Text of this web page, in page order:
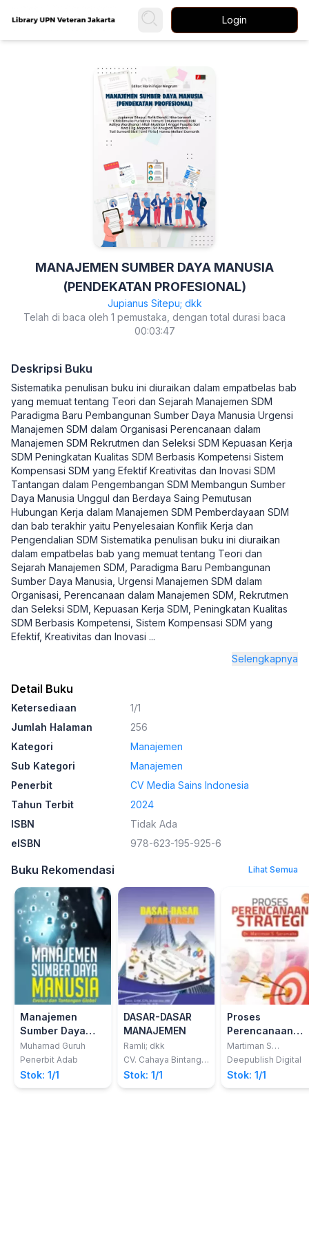
Login
MANAJEMEN SUMBER DAYA MANUSIA
(PENDEKATAN PROFESIONAL)
Jupianus Sitepu; dkk
Telah di baca oleh 1 pemustaka, dengan total durasi baca
00:03:47
Deskripsi Buku
Sistematika penulisan buku ini diuraikan dalam empatbelas bab
yang memuat tentang Teori dan Sejarah Manajemen SDM
Paradigma Baru Pembangunan Sumber Daya Manusia Urgensi
Manajemen SDM dalam Organisasi Perencanaan dalam
Manajemen SDM Rekrutmen dan Seleksi SDM Kepuasan Kerja
SDM Peningkatan Kualitas SDM Berbasis Kompetensi Sistem
Kompensasi SDM yang Efektif Kreativitas dan Inovasi SDM
Tantangan dalam Pengembangan SDM Membangun Sumber
Daya Manusia Unggul dan Berdaya Saing Pemutusan
Hubungan Kerja dalam Manajemen SDM Pemberdayaan SDM
dan bab terakhir yaitu Penyelesaian Konflik Kerja dan
Pengendalian SDM Sistematika penulisan buku ini diuraikan
dalam empatbelas bab yang memuat tentang Teori dan
Sejarah Manajemen SDM, Paradigma Baru Pembangunan
Sumber Daya Manusia, Urgensi Manajemen SDM dalam
Organisasi, Perencanaan dalam Manajemen SDM, Rekrutmen
dan Seleksi SDM, Kepuasan Kerja SDM, Peningkatan Kualitas
SDM Berbasis Kompetensi, Sistem Kompensasi SDM yang
Efektif, Kreativitas dan Inovasi ...
Selengkapnya
Detail Buku
Ketersediaan
1/1
Jumlah Halaman
256
Kategori
Manajemen
Sub Kategori
Manajemen
Penerbit
CV Media Sains Indonesia
Tahun Terbit
2024
ISBN
Tidak Ada
eISBN
978-623-195-925-6
Buku Rekomendasi Lihat Semua
Manajemen
Sumber Daya
Manusia : Evolusi
Dan Tantangan
Global
Muhamad Guruh
Penerbit Adab
Stok: 1/1
DASAR-DASAR
MANAJEMEN
Ramli; dkk
CV. Cahaya Bintang
Cemerlang
Stok: 1/1
Proses
Perencanaan
Strategi
Martiman S
Sarumaha
Deepublish Digital
Stok: 1/1